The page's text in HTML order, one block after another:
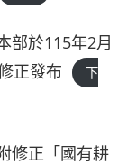
部於115年2月
正發布
下
修正「國有耕